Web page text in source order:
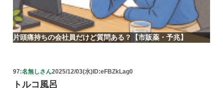
片頭痛持ちの会社員だけど質問ある？【市販薬・予兆】
97:名無しさん2025/12/03(水) ID:eFBZkLag0
トルコ風呂